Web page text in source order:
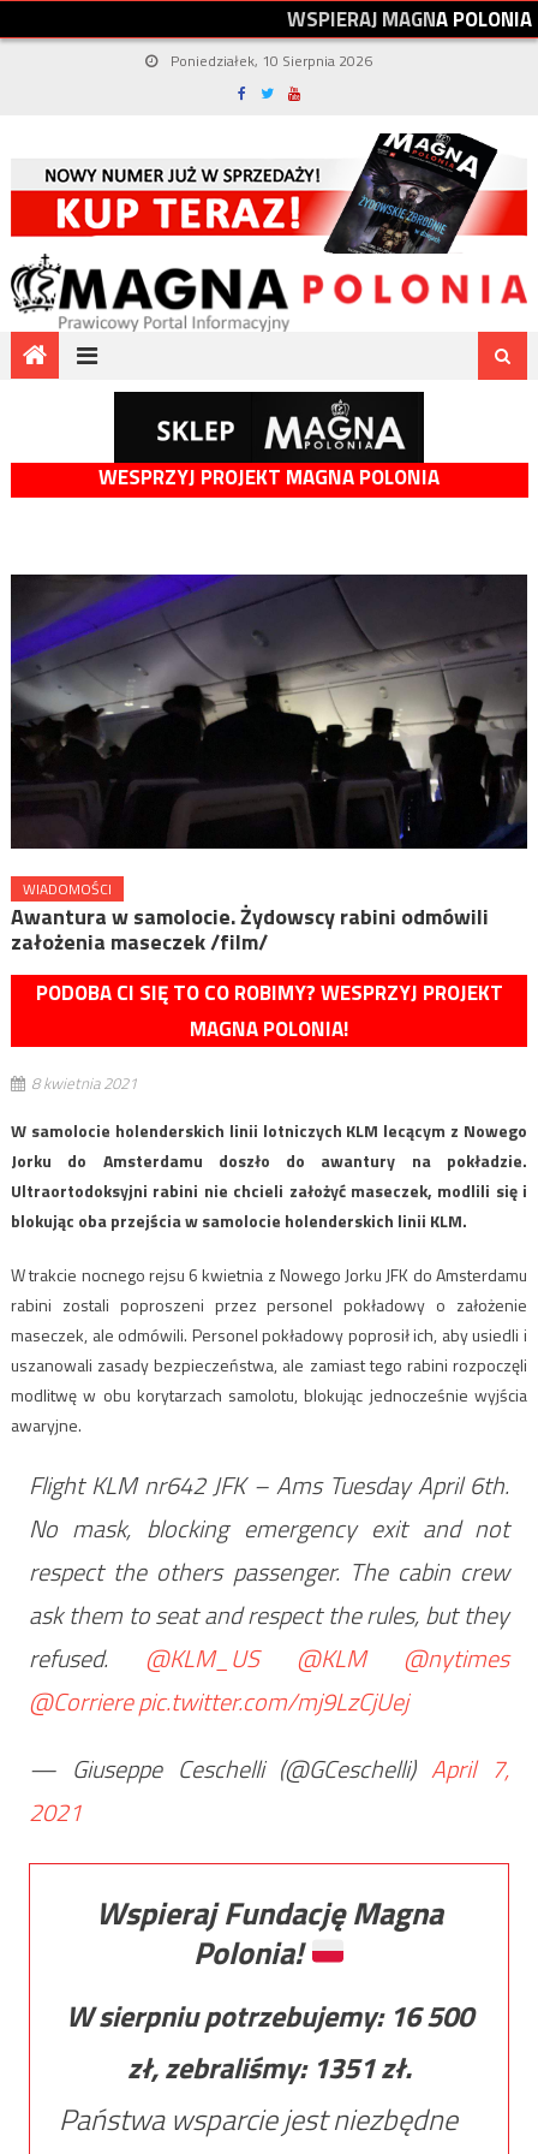
WSPIERAJMAGNAPOLONIA
Poniedziałek, 10 Sierpnia 2026
WESPRZYJ PROJEKT MAGNA POLONIA
WIADOMOŚCI
Awantura w samolocie. Żydowscy rabini odmówili
założenia maseczek /film/
PODOBA CI SIĘ TO CO ROBIMY? WESPRZYJ PROJEKT
MAGNA POLONIA!
8 kwietnia 2021
W samolocie holenderskich linii lotniczych KLM lecącym z Nowego
Jorku do Amsterdamu doszło do awantury na pokładzie.
Ultraortodoksyjni rabini nie chcieli założyć maseczek, modlili się i
blokując oba przejścia w samolocie holenderskich linii KLM.
W trakcie nocnego rejsu 6 kwietnia z Nowego Jorku JFK do Amsterdamu
rabini zostali poproszeni przez personel pokładowy o założenie
maseczek, ale odmówili. Personel pokładowy poprosił ich, aby usiedli i
uszanowali zasady bezpieczeństwa, ale zamiast tego rabini rozpoczęli
modlitwę w obu korytarzach samolotu, blokując jednocześnie wyjścia
awaryjne.
Flight KLM nr642 JFK – Ams Tuesday April 6th.
No mask, blocking emergency exit and not
respect the others passenger. The cabin crew
ask them to seat and respect the rules, but they
refused. @KLM_US @KLM
@nytimes
@Corrierepic.twitter.com/mj9LzCjUej
— Giuseppe Ceschelli (@GCeschelli)April 7,
2021
Wspieraj Fundację Magna
Polonia!
W sierpniu potrzebujemy: 16 500
zł, zebraliśmy: 1351zł.
Państwa wsparcie jest niezbędne